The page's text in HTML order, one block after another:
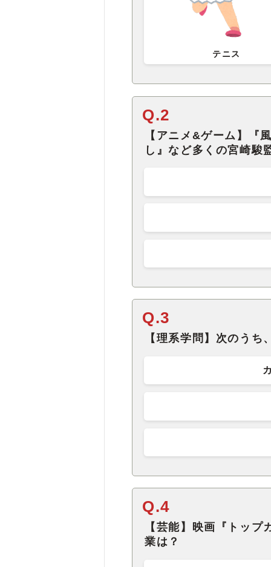
テニス
Q.2
【アニメ&ゲーム】『
し』など多くの宮崎駿
Q.3
【理系学問】次のう
Q.4
【芸能】映画『トッ
業は？